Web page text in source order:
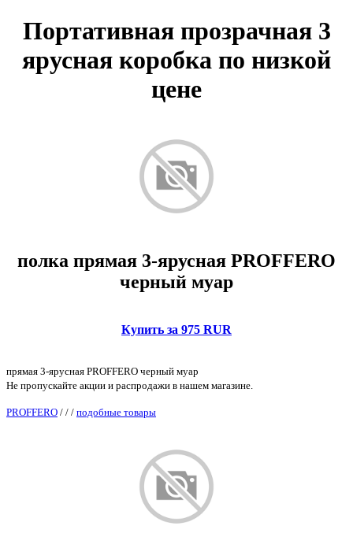
Портативная прозрачная 3
ярусная коробка по низкой
цене
полка прямая 3-ярусная PROFFERO
черный муар
Купить за 975 RUR
прямая 3-ярусная PROFFERO черный муар
Не пропускайте акции и распродажи в нашем магазине.
PROFFERO / / / подобные товары